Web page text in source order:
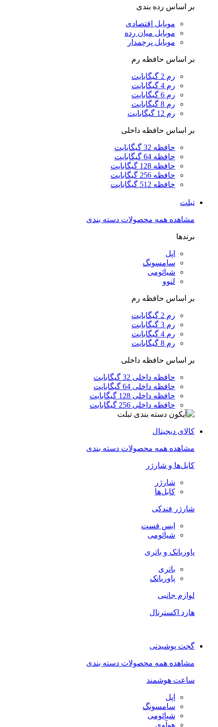
بر اساس رده بندی
موبایل اقتصادی
موبایل میان رده
موبایل پرچمدار
بر اساس حافظه رم
رم 2 گیگابایت
رم 4 گیگابایت
رم 6 گیگابایت
رم 8 گیگابایت
رم 12 گیگابایت
بر اساس حافظه داخلی
حافظه 32 گیگابایت
حافظه 64 گیگابایت
حافظه 128 گیگابایت
حافظه 256 گیگابایت
حافظه 512 گیگابایت
تبلت
مشاهده همه محصولات دسته بندی
برندها
اپل
سامسونگ
شیائومی
لنوو
بر اساس حافظه رم
رم 2 گیگابایت
رم 3 گیگابایت
رم 4 گیگابایت
رم 8 گیگابایت
بر اساس حافظه داخلی
حافظه داخلی 32 گیگابایت
حافظه داخلی 64 گیگابایت
حافظه داخلی 128 گیگابایت
حافظه داخلی 256 گیگابایت
کالای دیجیتال
مشاهده همه محصولات دسته بندی
کابل‌ها و شارژر
شارژر
کابل‌ها
شارژر فندکی
ایس فست
شیائومی
پاوربانک و باتری
باتری
پاوربانک
لوازم جانبی
هارد اکسترنال
گجت پوشیدنی
مشاهده همه محصولات دسته بندی
ساعت هوشمند
اپل
سامسونگ
شیائومی
هوآوی